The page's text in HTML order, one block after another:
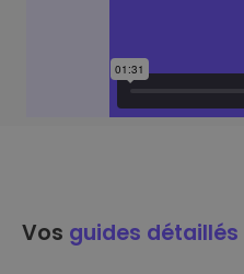
Vos guides détaillés